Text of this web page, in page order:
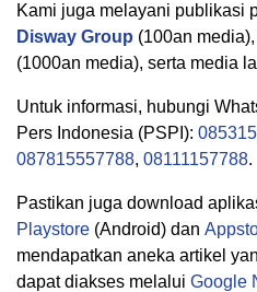
Kami juga melayani publikasi
Disway Group (100an
(1000an media), serta media
Untuk informasi, hubungi
Pers Indonesia (PSPI):
087815557788, 08111157788.
Pastikan juga download
Playstore (Android) dan
mendapatkan aneka artikel
dapat diakses melalui Google